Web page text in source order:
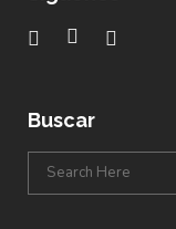
Buscar